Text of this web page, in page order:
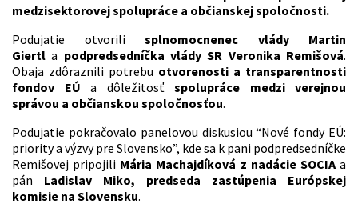
medzisektorovej spolupráce a občianskej spoločnosti.
Podujatie otvorili splnomocnenec vlády Martin
Giertl a podpredsedníčka vlády SR Veronika Remišová.
Obaja zdôraznili potrebu otvorenosti a transparentnosti
fondov EÚ a dôležitosť spolupráce medzi verejnou
správou a občianskou spoločnosťou.
Podujatie pokračovalo panelovou diskusiou “Nové fondy EÚ:
priority a výzvy pre Slovensko”, kde sa k pani podpredsedníčke
Remišovej pripojili Mária Machajdíková z nadácie SOCIAa
pán Ladislav Miko, predseda zastúpenia Európskej
komisie na Slovensku.